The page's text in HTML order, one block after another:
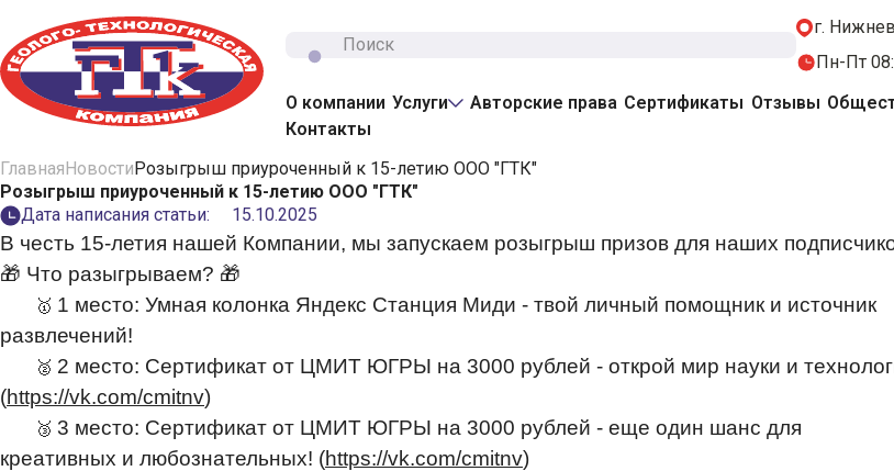
г.
Пн-Пт
О компании Услуги
Нефтесервисные услуги с применением ГСПТ
Авторские права Сертификаты Отзывы
Контакты
ГлавнаяНовостиРозыгрыш приуроченный к 15-летию ООО "ГТК"
Розыгрыш приуроченный к 15-летию ООО "ГТК"
Дата написания статьи: 15.10.2025
В честь 15-летия нашей Компании, мы запускаем розыгрыш призов для наших
🎁 Что разыгрываем? 🎁
🥇 1 место: Умная колонка Яндекс Станция Миди - твой личный помощник и источник
развлечений!
🥈 2 место: Сертификат от ЦМИТ ЮГРЫ на 3000 рублей - открой мир науки и
(https://vk.com/cmitnv)
🥉 3 место: Сертификат от ЦМИТ ЮГРЫ на 3000 рублей - еще один шанс для
креативных и любознательных! (https://vk.com/cmitnv)